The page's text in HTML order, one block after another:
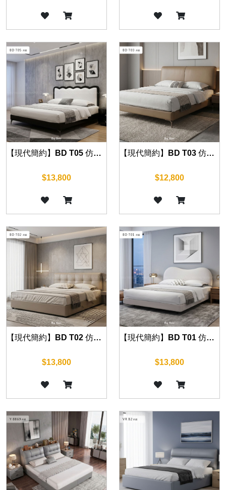
【現代簡約】BD T05 仿真皮床組 (五尺/六尺)
$13,800
【現代簡約】BD T03 仿真皮床組 (五尺/六尺)
$12,800
【現代簡約】BD T02 仿真皮床組 (五尺/六尺)
$13,800
【現代簡約】BD T01 仿真皮床組 (五尺/六尺)
$13,800